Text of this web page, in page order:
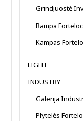
Grindjuostė
Rampa
Kampas
LIGHT
INDUSTRY
Galerija
Plytelės